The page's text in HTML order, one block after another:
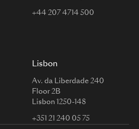
+44 207 4714 500
Lisbon
Av. da Liberdade 240
Floor 2B
Lisbon 1250-148
+351 21 240 05 75